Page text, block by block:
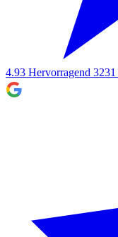
4.93 Hervorragend 3231